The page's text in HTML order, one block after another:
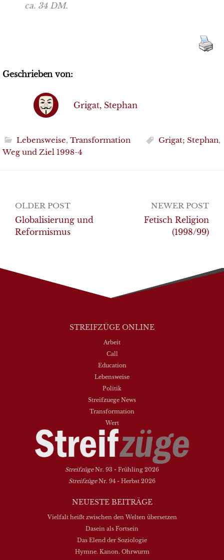
ca. 34 DM.
Geschrieben von:
Grigat, Stephan
Lebensweise, Transformation Grigat; Stephan,
Weg und Ziel 1998-4
Post
navigation
OLDER POST
Globalisierung und
Reformismus
NEWER POST
Fetisch Religion
(1998/99)
STREIFZÜGE ONLINE
Arbeit
Call
Education
Lebensweise
Politik
Streifzuege News
Transformation
Wert
StreifzügeNr. 93 - Frühling 2026
StreifzügeNr. 94 - Herbst 2026
NEUESTE BEITRÄGE
Vielfalt heißt zwischen den Welten übersetzen
Dasein als Fortsein
Das Elend der Soziologie
Hymne. Kanon. Ohrwurm